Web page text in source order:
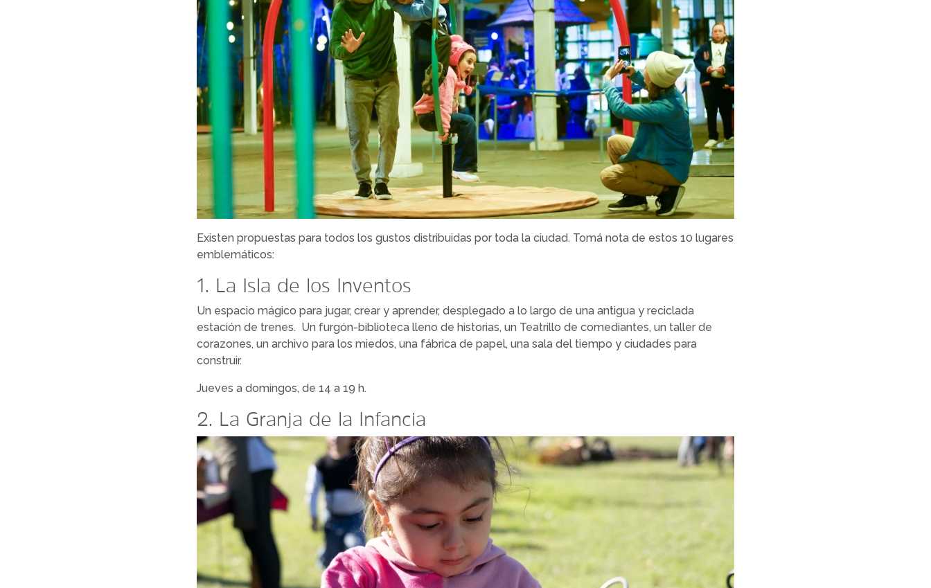
Existen propuestas para todos los gustos distribuidas por toda la ciudad. Tomá nota de estos 10 lugares
emblemáticos:
1. La Isla de los Inventos
Un espacio mágico para jugar, crear y aprender, desplegado a lo largo de una antigua y reciclada
estación de trenes. Un furgón-biblioteca lleno de historias, un Teatrillo de comediantes, un taller de
corazones, un archivo para los miedos, una fábrica de papel, una sala del tiempo y ciudades para
construir.
Jueves a domingos, de 14 a 19 h.
2. La Granja de la Infancia